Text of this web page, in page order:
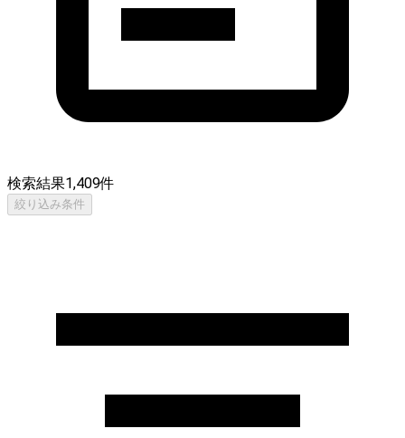
検索結果1,409件
絞り込み条件